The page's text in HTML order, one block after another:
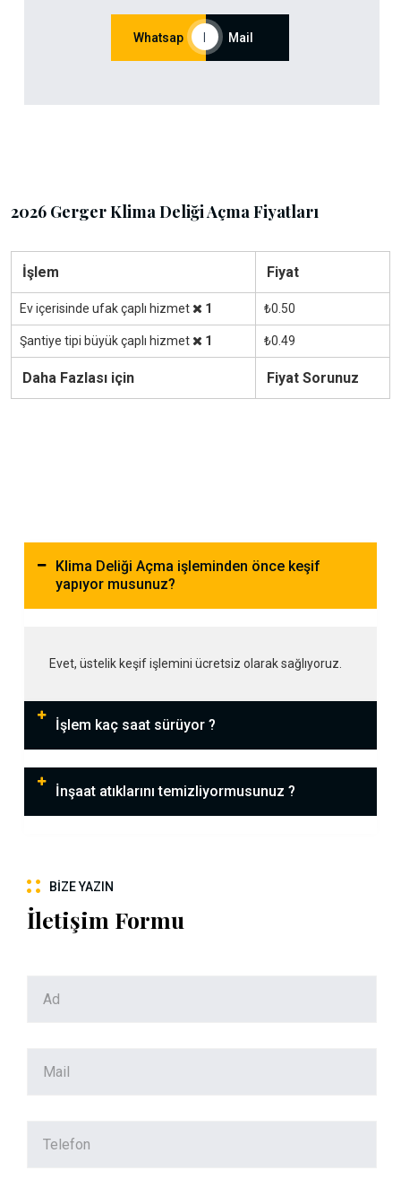
Whatsap | Mail
2026 Gerger Klima Deliği Açma Fiyatları
İşlem Fiyat
Ev içerisinde ufak çaplı hizmet 1 ₺0.50
Şantiye tipi büyük çaplı hizmet 1 ₺0.49
Daha Fazlası için Fiyat Sorunuz
Klima Deliği Açma işleminden önce keşif
yapıyor musunuz?
Evet, üstelik keşif işlemini ücretsiz olarak sağlıyoruz.
İşlem kaç saat sürüyor ?
İnşaat atıklarını temizliyormusunuz ?
BIZE YAZIN
İletişim Formu